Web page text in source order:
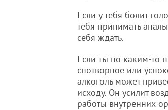
Если у тебя болит
тебя принимать
себя ждать.
Если ты по каким-то
снотворное или
алкоголь может
исходу. Он усилит
работы внутренних